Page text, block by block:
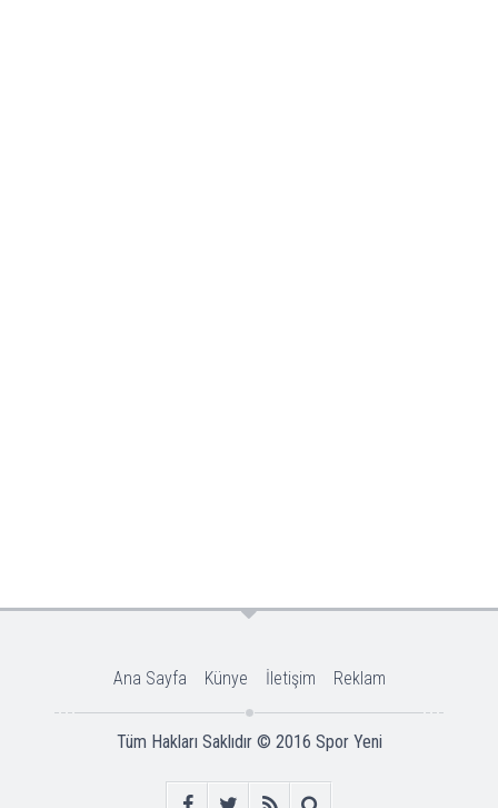
Ana Sayfa Künye İletişim Reklam
Tüm Hakları Saklıdır © 2016 Spor Yeni